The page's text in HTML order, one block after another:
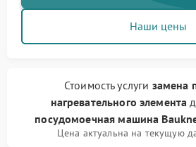
Наши цены
Стоимость услуги замена
нагревательного элемента
посудомоечная машина
Цена актуальна на текущую